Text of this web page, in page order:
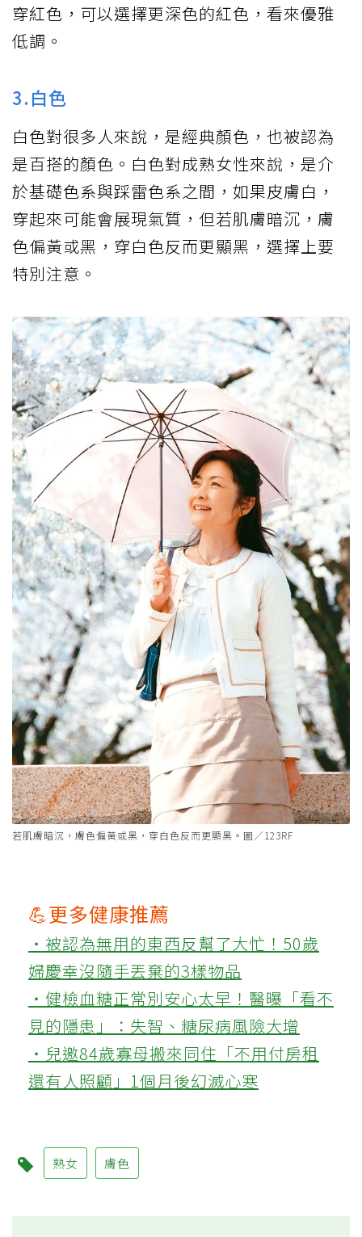
穿紅色，可以選擇更深色的紅色，看來優雅
低調。
3.白色
白色對很多人來說，是經典顏色，也被認為
是百搭的顏色。白色對成熟女性來說，是介
於基礎色系與踩雷色系之間，如果皮膚白，
穿起來可能會展現氣質，但若肌膚暗沉，膚
色偏黃或黑，穿白色反而更顯黑，選擇上要
特別注意。
若肌膚暗沉，膚色偏黃或黑，穿白色反而更顯黑。圖／123RF
💪更多健康推薦
‧被認為無用的東西反幫了大忙！50歲
婦慶幸沒隨手丟棄的3樣物品
‧健檢血糖正常別安心太早！醫曝「看不
見的隱患」：失智、糖尿病風險大增
‧兒邀84歲寡母搬來同住「不用付房租
還有人照顧」1個月後幻滅心寒
熟女 膚色